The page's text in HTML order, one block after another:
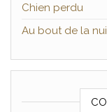
Chien perdu
Au bout de la